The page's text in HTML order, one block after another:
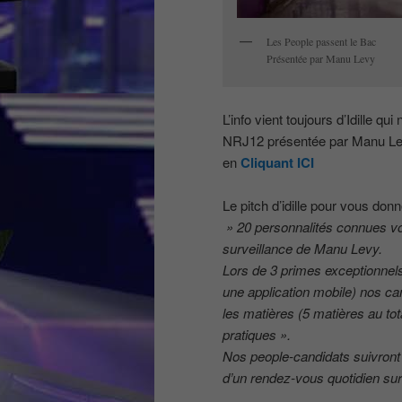
Les People passent le Bac
Présentée par Manu Levy
L’info vient toujours d’Idille
NRJ12 présentée par Manu
enCliquant ICI
Le pitch d’idille pour vous
» 20 personnalités connues
surveillance de Manu Levy.
Lors de 3 primes
une application mobile) nos
les matières (5 matières au
pratiques ».
Nos people-candidats
d’un rendez-vous quotidien